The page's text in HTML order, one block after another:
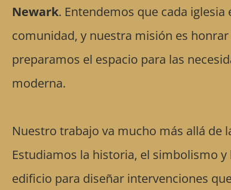
Newark. Entendemos que cada
comunidad, y nuestra misión es
preparamos el espacio para las
moderna.
Nuestro trabajo va mucho más allá de
Estudiamos la historia, el simbolismo
edificio para diseñar intervenciones